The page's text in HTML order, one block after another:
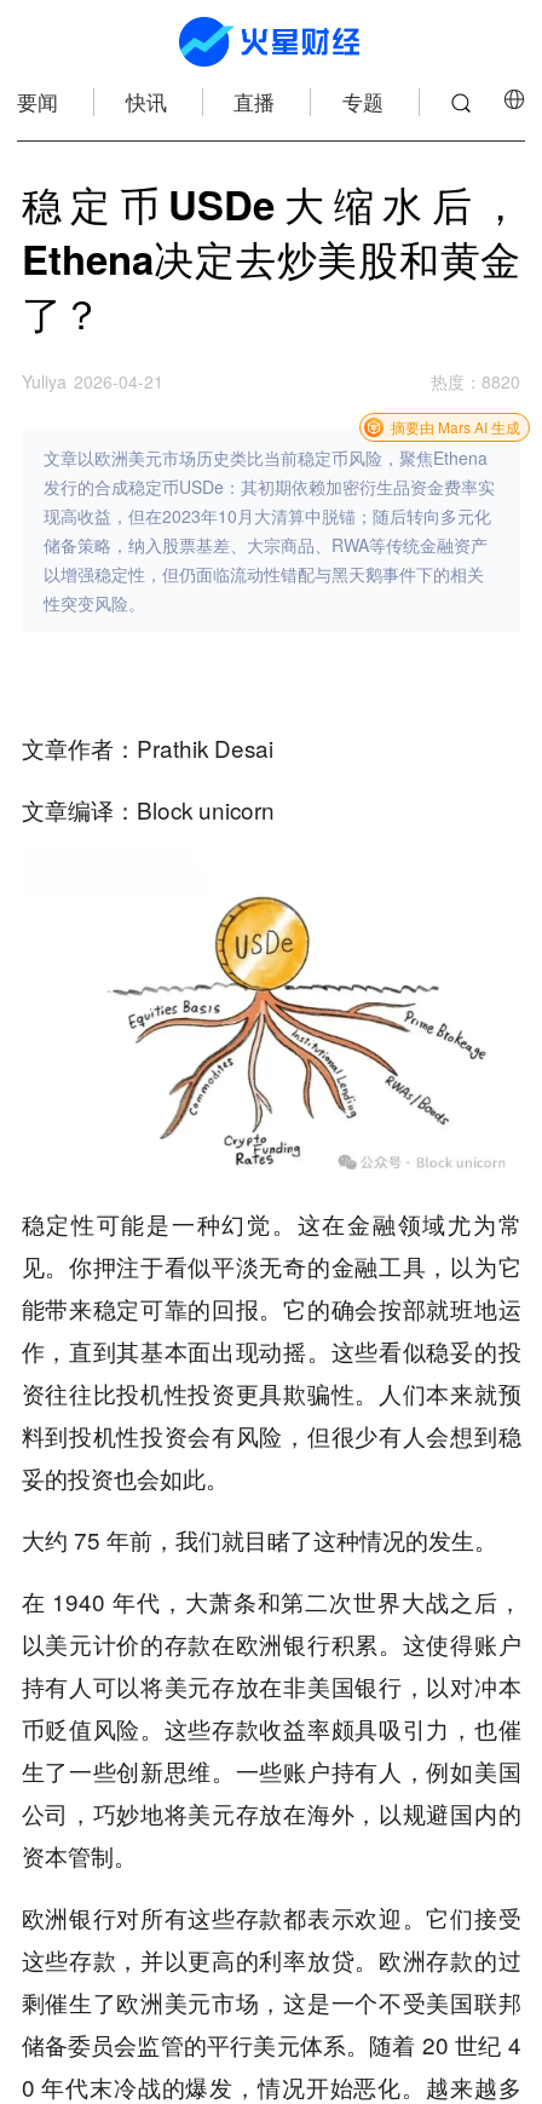
要闻 快讯 直播 专题
稳定币USDe大缩水后，
Ethena决定去炒美股和黄金
了？
Yuliya 2026-04-21 热度 ：8820
文章以欧洲美元市场历史类比当前稳定币风险，聚焦Ethena
发行的合成稳定币USDe：其初期依赖加密衍生品资金费率实
现高收益，但在2023年10月大清算中脱锚；随后转向多元化
储备策略，纳入股票基差、大宗商品、RWA等传统金融资产
以增强稳定性，但仍面临流动性错配与黑天鹅事件下的相关
性突变风险。
摘要由 Mars AI 生成
文章作者：Prathik Desai
文章编译：Block unicorn
稳定性可能是一种幻觉。这在金融领域尤为常
见。你押注于看似平淡无奇的金融工具，以为它
能带来稳定可靠的回报。它的确会按部就班地运
作，直到其基本面出现动摇。这些看似稳妥的投
资往往比投机性投资更具欺骗性。人们本来就预
料到投机性投资会有风险，但很少有人会想到稳
妥的投资也会如此。
大约 75 年前，我们就目睹了这种情况的发生。
在 1940 年代，大萧条和第二次世界大战之后，
以美元计价的存款在欧洲银行积累。这使得账户
持有人可以将美元存放在非美国银行，以对冲本
币贬值风险。这些存款收益率颇具吸引力，也催
生了一些创新思维。一些账户持有人，例如美国
公司，巧妙地将美元存放在海外，以规避国内的
资本管制。
欧洲银行对所有这些存款都表示欢迎。它们接受
这些存款，并以更高的利率放贷。欧洲存款的过
剩催生了欧洲美元市场，这是一个不受美国联邦
储备委员会监管的平行美元体系。随着 20 世纪 4
0 年代末冷战的爆发，情况开始恶化。越来越多